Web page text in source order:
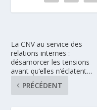
La CNV au service des
relations internes :
désamorcer les tensions
avant qu’elles n’éclatent…
PRÉCÉDENT